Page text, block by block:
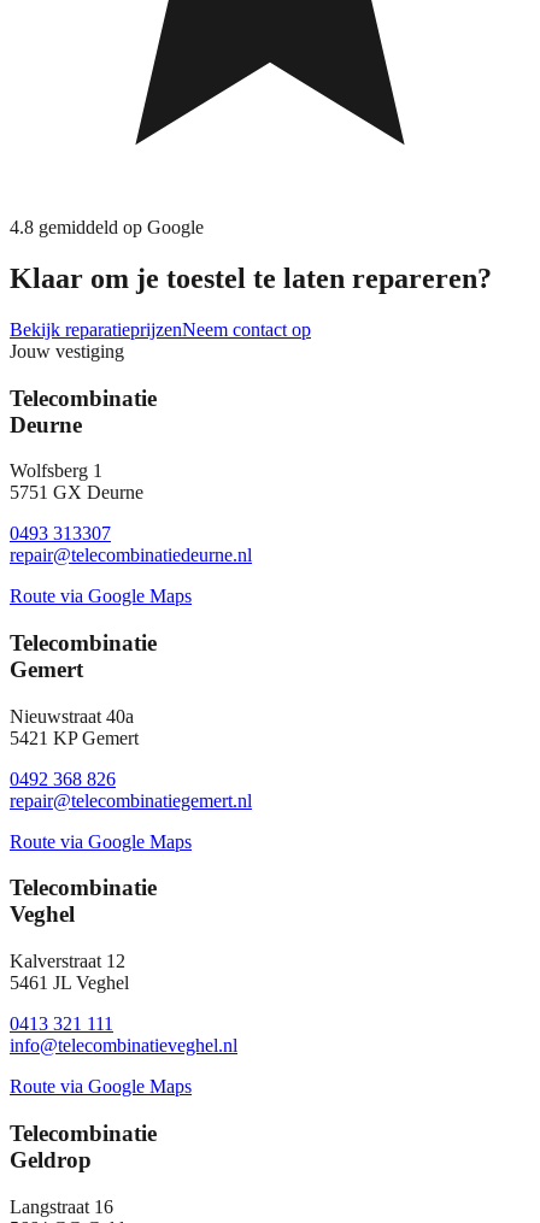
4.8 gemiddeld op Google
Klaar om je toestel te laten repareren?
Bekijk reparatieprijzenNeem contact op
Jouw vestiging
Telecombinatie
Deurne
Wolfsberg 1
5751 GX Deurne
0493 313307
repair@telecombinatiedeurne.nl
Route via Google Maps
Telecombinatie
Gemert
Nieuwstraat 40a
5421 KP Gemert
0492 368 826
repair@telecombinatiegemert.nl
Route via Google Maps
Telecombinatie
Veghel
Kalverstraat 12
5461 JL Veghel
0413 321 111
info@telecombinatieveghel.nl
Route via Google Maps
Telecombinatie
Geldrop
Langstraat 16